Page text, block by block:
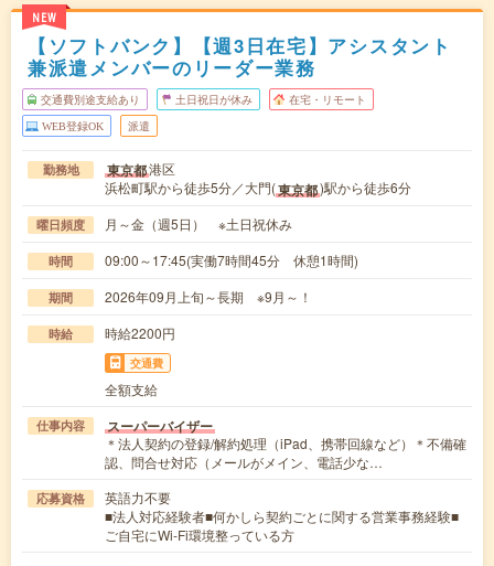
NEW
【ソフトバンク】【週3日在宅】アシスタント
兼派遣メンバーのリーダー業務
交通費別途支給あり 土日祝日が休み 在宅・リモート
WEB登録OK 派遣
勤務地 東京都港区
浜松町駅から徒歩5分／大門(東京都)駅から徒歩6分
曜日頻度 月～金（週5日） ※土日祝休み
時間 09:00～17:45(実働7時間45分 休憩1時間)
期間 2026年09月上旬～長期 ※9月～！
時給 時給2200円
交通費
全額支給
仕事内容 スーパーバイザー
＊法人契約の登録/解約処理（iPad、携帯回線など）＊不備確
認、問合せ対応（メールがメイン、電話少な…
応募資格
英語力不要
■法人対応経験者■何かしら契約ごとに関する営業事務経験■
ご自宅にWi-Fi環境整っている方